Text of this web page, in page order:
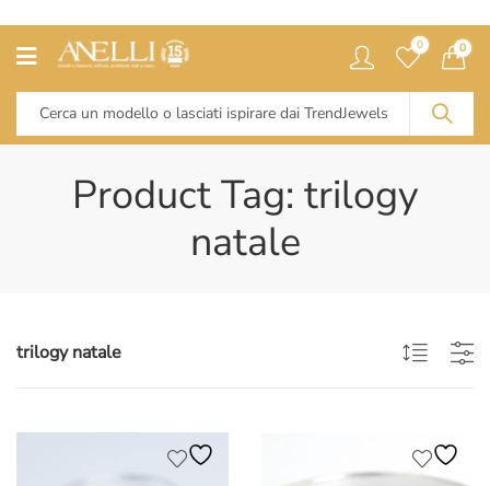
0 0
Product Tag: trilogy
natale
trilogy natale